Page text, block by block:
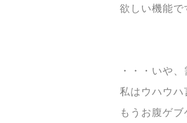
欲しい機能で
・・・いや
私はウハウ
もうお腹ゲ